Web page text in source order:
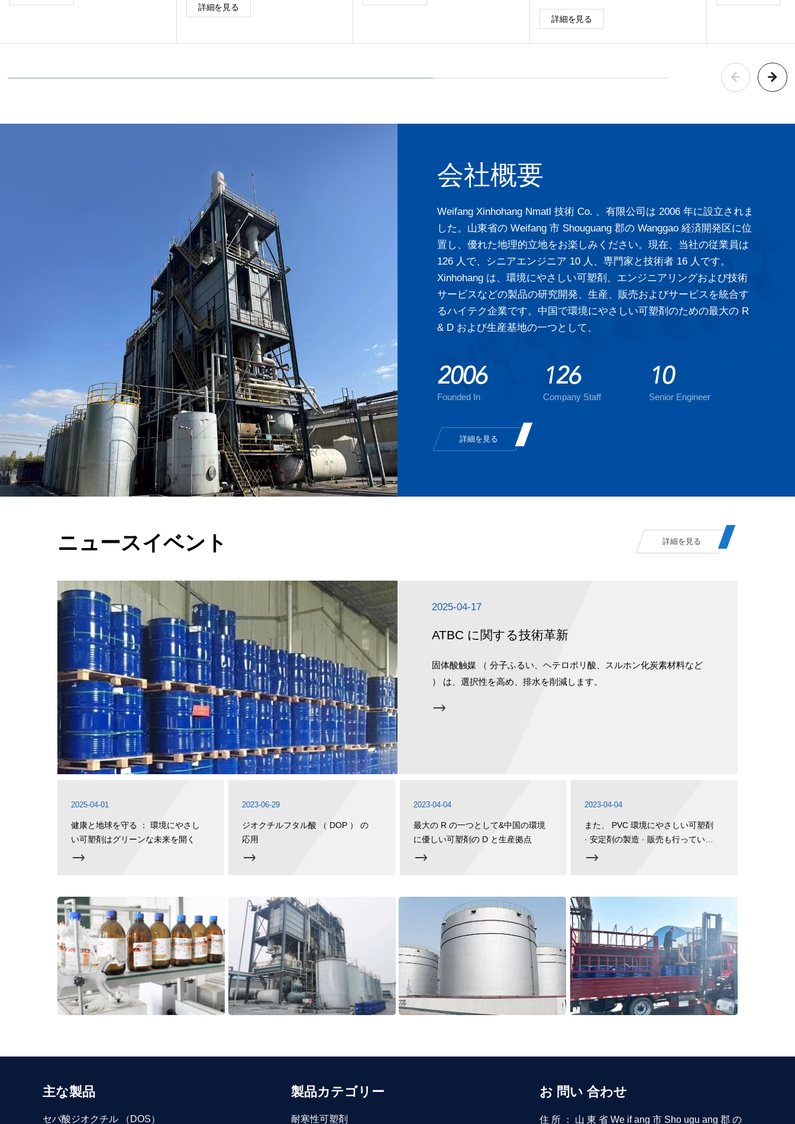
詳細を見る
詳細を見る
会社概要
Weifang Xinhohang Nmatl 技術 Co. 、有限公司は 2006 年に設立されま
した。山東省の Weifang 市 Shouguang 郡の Wanggao 経済開発区に位
置し、優れた地理的立地をお楽しみください。現在、当社の従業員は
126 人で、シニアエンジニア 10 人、専門家と技術者 16 人です。
Xinhohang は、環境にやさしい可塑剤、エンジニアリングおよび技術
サービスなどの製品の研究開発、生産、販売およびサービスを統合す
るハイテク企業です。中国で環境にやさしい可塑剤のための最大の R
& D および生産基地の一つとして、
2006
Founded In
126
Company Staff
10
Senior Engineer
詳細を見る
ニュースイベント 詳細を見る
2025-04-17
ATBC に関する技術革新
固体酸触媒 （ 分子ふるい、ヘテロポリ酸、スルホン化炭素材料など
） は、選択性を高め、排水を削減します。
2025-04-01
健康と地球を守る ： 環境にやさし
い可塑剤はグリーンな未来を開く
2023-06-29
ジオクチルフタル酸 （ DOP ） の
応用
2023-04-04
最大の R の一つとして&中国の環境
に優しい可塑剤の D と生産拠点
2023-04-04
また、 PVC 環境にやさしい可塑剤
· 安定剤の製造 · 販売も行っていま
主な製品
セバ酸ジオクチル （DOS）
製品カテゴリー
耐寒性可塑剤
お 問い 合わせ
住 所 ： 山 東 省 We if ang 市 Sho ugu ang 郡 の